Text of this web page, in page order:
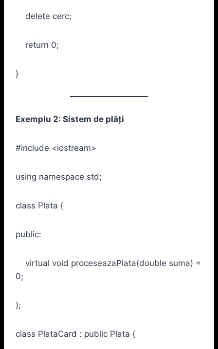
delete cerc;
return 0;
}
Exemplu 2: Sistem de plăți
#include <iostream>
using namespace std;
class Plata {
public:
virtual void proceseazaPlata(double suma) =
0;
};
class PlataCard : public Plata {